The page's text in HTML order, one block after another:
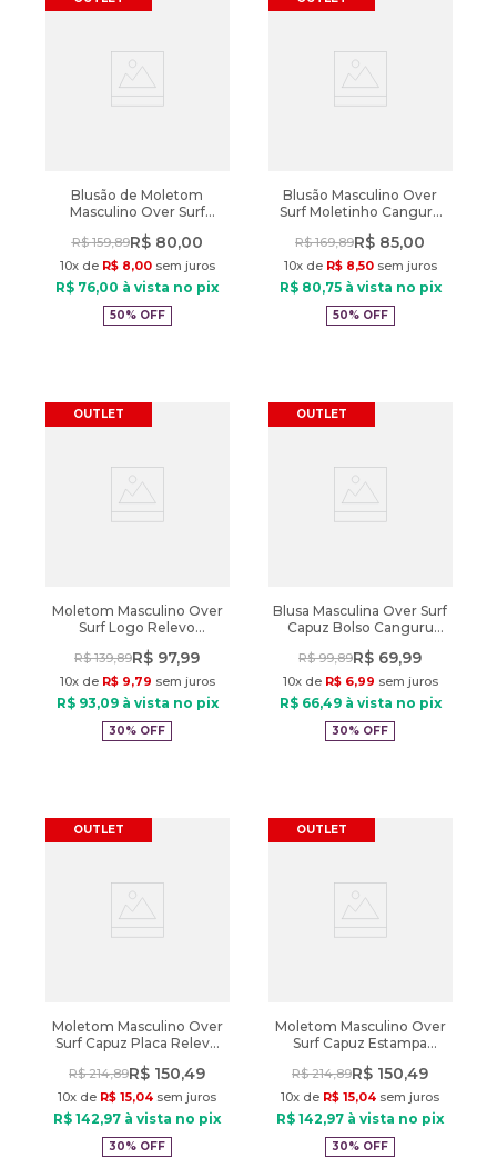
Blusão de Moletom
Masculino Over Surf
R$ 159,89R$ 80,00
10x de R$ 8,00sem juros
R$ 76,00 à vista no pix
50%OFF
Blusão Masculino Over
Surf Moletinho Canguru
R$ 169,89R$ 85,00
10x de R$ 8,50sem juros
R$ 80,75à vista no pix
50%OFF
OUTLET
Moletom Masculino Over
Surf Logo Relevo
R$ 139,89R$ 97,99
10x de R$ 9,79 sem juros
R$ 93,09à vista no pix
30% OFF
OUTLET
Blusa Masculina Over Surf
Capuz Bolso Canguru
R$ 99,89R$ 69,99
10x de R$ 6,99 sem juros
R$ 66,49à vista no pix
30% OFF
OUTLET
Moletom Masculino Over
Surf Capuz Placa Relevo
R$ 214,89R$ 150,49
10x de R$ 15,04 sem juros
R$ 142,97 à vista no pix
30% OFF
OUTLET
Moletom Masculino Over
Surf Capuz Estampa
R$ 214,89R$ 150,49
10x de R$ 15,04 sem juros
R$ 142,97 à vista no pix
30% OFF